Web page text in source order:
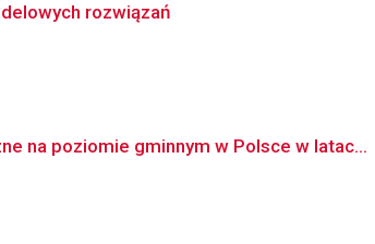
rozwiązań
na poziomie gminnym w Polsce w latac...